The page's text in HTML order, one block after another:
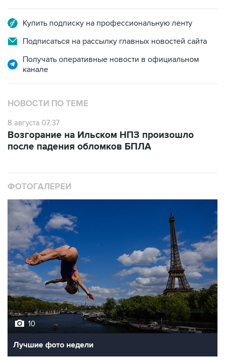
Купить подписку на профессиональную ленту
Подписаться на рассылку главных новостей сайта
Получать оперативные новости в официальном
канале
НОВОСТИ ПО ТЕМЕ
8 августа 07:37
Возгорание на Ильском НПЗ произошло
после падения обломков БПЛА
ФОТОГАЛЕРЕИ
10
Лучшие фото недели